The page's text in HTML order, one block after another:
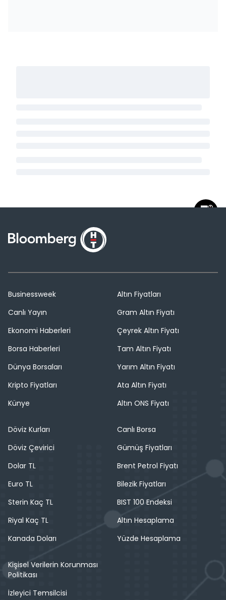
Businessweek
Canlı Yayın
Ekonomi Haberleri
Borsa Haberleri
Dünya Borsaları
Kripto Fiyatları
Künye
Altın Fiyatları
Gram Altın Fiyatı
Çeyrek Altın Fiyatı
Tam Altın Fiyatı
Yarım Altın Fiyatı
Ata Altın Fiyatı
Altın ONS Fiyatı
Döviz Kurları
Döviz Çevirici
Dolar TL
Euro TL
Sterin Kaç TL
Riyal Kaç TL
Kanada Doları
Canlı Borsa
Gümüş Fiyatları
Brent Petrol Fiyatı
Bilezik Fiyatları
BIST 100 Endeksi
Altın Hesaplama
Yüzde Hesaplama
Kişisel Verilerin Korunması
Politikası
İzleyici Temsilcisi